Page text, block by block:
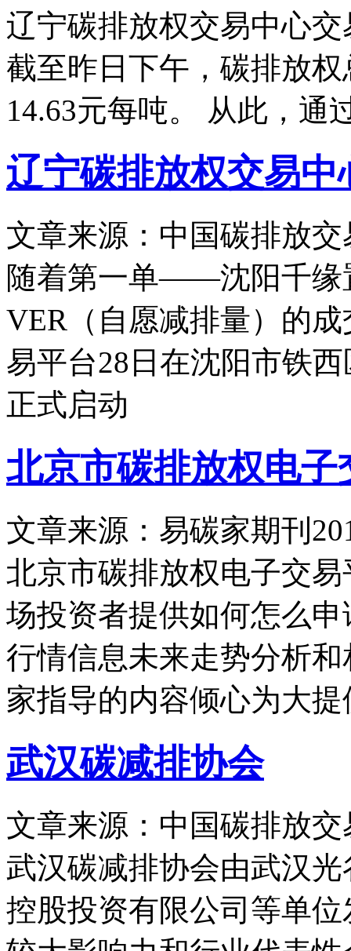
辽宁碳排放权交易中心
截至昨日下午，碳排放
14.63元每吨。 从此，通
辽宁碳排放权交易中
文章来源：中国碳排放交
随着第一单——沈阳千缘
VER（自愿减排量）的
易平台28日在沈阳市铁
正式启动
北京市碳排放权电子
文章来源：易碳家期刊
北京市碳排放权电子交
场投资者提供如何怎么
行情信息未来走势分析
家指导的内容倾心为大
武汉碳减排协会
文章来源：中国碳排放交
武汉碳减排协会由武汉
控股投资有限公司等单